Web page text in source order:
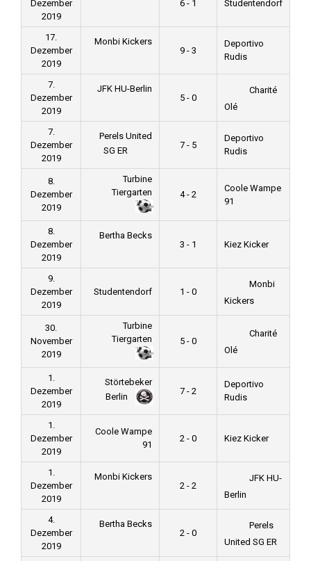
Dezember
2019
6 - 1
Studentendorf
17.
Dezember
2019
Monbi Kickers
9 - 3
Deportivo
Rudis
7.
Dezember
2019
JFK HU-Berlin
5 - 0
Charité
Olé
7.
Dezember
2019
Perels United
SG ER
7 - 5
Deportivo
Rudis
8.
Dezember
2019
Turbine
Tiergarten
4 - 2
Coole Wampe
91
8.
Dezember
2019
Bertha Becks
3 - 1
Kiez Kicker
9.
Dezember
2019
Studentendorf 1 - 0
Monbi
Kickers
30.
November
2019
Turbine
Tiergarten
5 - 0
Charité
Olé
1.
Dezember
2019
Störtebeker
Berlin
7 - 2
Deportivo
Rudis
1.
Dezember
2019
Coole Wampe
91
2 - 0 Kiez Kicker
1.
Dezember
2019
Monbi Kickers
2 - 2
JFK HU-
Berlin
4.
Dezember
2019
Bertha Becks
2 - 0
Perels
United SG ER